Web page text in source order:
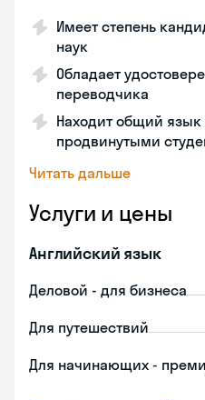
Имеет степень
наук
Обладает
переводчика
Находит общий
продвинутыми
Читать дальше
Услуги и цены
Английский язык
Деловой - для бизнеса
Для путешествий
Для начинающих -